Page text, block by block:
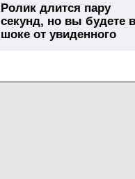
Ролик длится пару
секунд, но вы будете в
шоке от увиденного